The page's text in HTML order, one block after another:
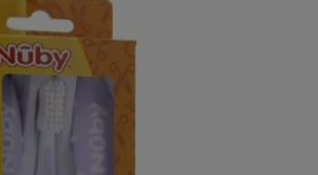
is leeg.
met producten.